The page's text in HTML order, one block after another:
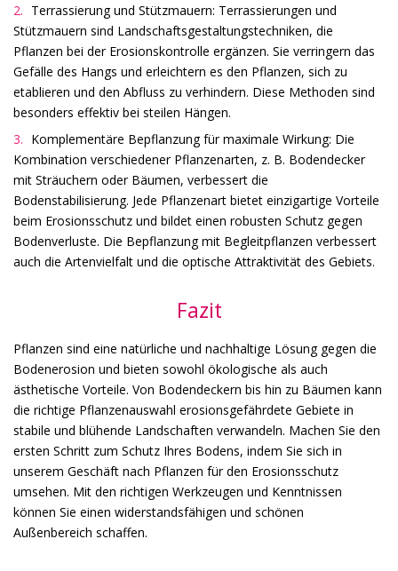
Terrassierung und Stützmauern: Terrassierungen und
Stützmauern sind Landschaftsgestaltungstechniken, die
Pflanzen bei der Erosionskontrolle ergänzen. Sie verringern das
Gefälle des Hangs und erleichtern es den Pflanzen, sich zu
etablieren und den Abfluss zu verhindern. Diese Methoden sind
besonders effektiv bei steilen Hängen.
Komplementäre Bepflanzung für maximale Wirkung: Die
Kombination verschiedener Pflanzenarten, z. B. Bodendecker
mit Sträuchern oder Bäumen, verbessert die
Bodenstabilisierung. Jede Pflanzenart bietet einzigartige Vorteile
beim Erosionsschutz und bildet einen robusten Schutz gegen
Bodenverluste. Die Bepflanzung mit Begleitpflanzen verbessert
auch die Artenvielfalt und die optische Attraktivität des Gebiets.
Fazit
Pflanzen sind eine natürliche und nachhaltige Lösung gegen die
Bodenerosion und bieten sowohl ökologische als auch
ästhetische Vorteile. Von Bodendeckern bis hin zu Bäumen kann
die richtige Pflanzenauswahl erosionsgefährdete Gebiete in
stabile und blühende Landschaften verwandeln. Machen Sie den
ersten Schritt zum Schutz Ihres Bodens, indem Sie sich in
unserem Geschäft nach Pflanzen für den Erosionsschutz
umsehen. Mit den richtigen Werkzeugen und Kenntnissen
können Sie einen widerstandsfähigen und schönen
Außenbereich schaffen.